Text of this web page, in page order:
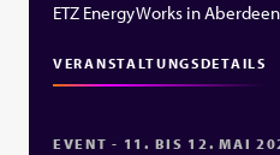
ETZ EnergyWorks in
VERANSTALTUNGSDETAILS
EVENT - 11. BIS 12. MAI